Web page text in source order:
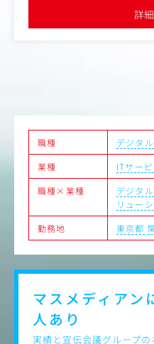
・顧客対応：受注品目、同
ル提示、価格交渉、見積/請
作成。基本はメール、電話
らのデータ作成依頼を正確
を行う。
・進行管理：社内外の制作
タスクの進捗を管理。急な
頼に繋がります。
・校正・検品：作成したデ
ジタル校正ツールを補助ツ
の緻密なチェック。
間7時間15分と働きやすく安定
詳
職種
デジタ
業種
ITサー
職種×業種
デジタ
リュー
勤務地
東京都
マスメディアン
人あり
実績と宣伝会議グループ